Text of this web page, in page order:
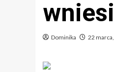
Dominika 22